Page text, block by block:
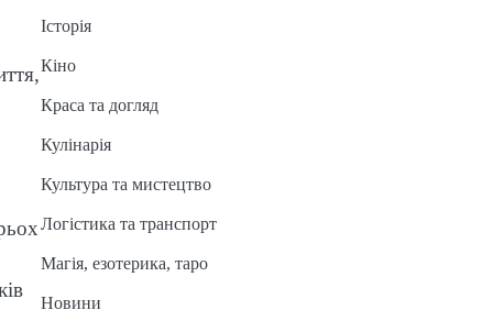
Історія
Кіно
Краса та догляд
Кулінарія
Культура та мистецтво
Логістика та транспорт
Магія, езотерика, таро
Новини